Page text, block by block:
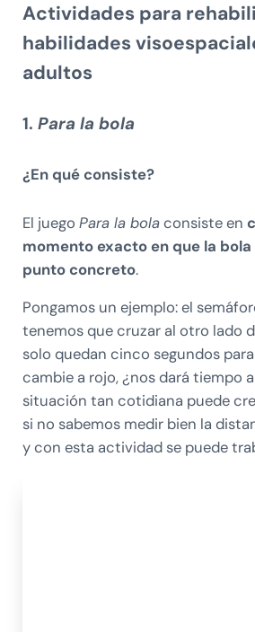
Actividades para
habilidades
adultos
1. Para la bola
¿En qué consiste?
El juego Para la bolaconsiste en
momento exacto en que la
punto concreto.
Pongamos un ejemplo: el
tenemos que cruzar al otro lado
solo quedan cinco segundos
cambie a rojo, ¿nos dará tiempo
situación tan cotidiana puede
si no sabemos medir bien la
y con esta actividad se puede